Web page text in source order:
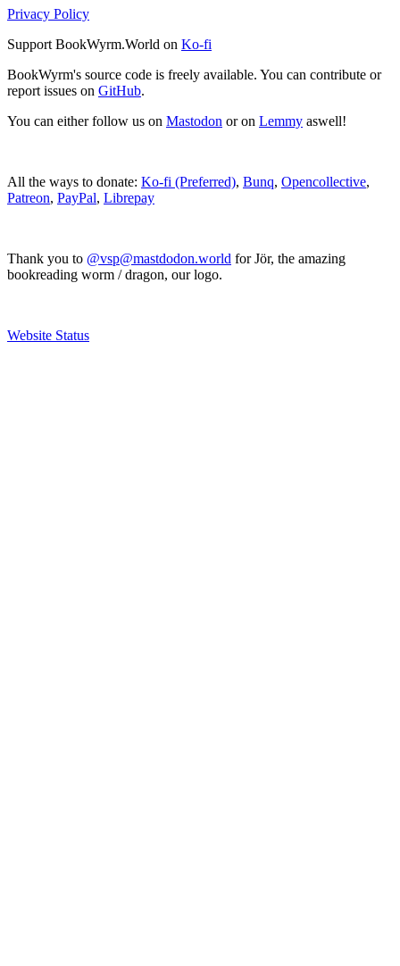
Privacy Policy
Support BookWyrm.World on Ko-fi
BookWyrm's source code is freely available. You can contribute or
report issues on GitHub.
You can either follow us on Mastodon or on Lemmy aswell!
All the ways to donate: Ko-fi (Preferred), Bunq, Opencollective,
Patreon, PayPal, Librepay
Thank you to @vsp@mastdodon.world for Jör, the amazing
bookreading worm / dragon, our logo.
Website Status